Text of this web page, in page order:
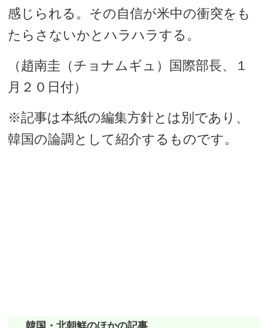
感じられる。その自信が米中の衝突をも
たらさないかとハラハラする。
（趙南圭（チョナムギュ）国際部長、１
月２０日付）
※記事は本紙の編集方針とは別であり、
韓国の論調として紹介するものです。